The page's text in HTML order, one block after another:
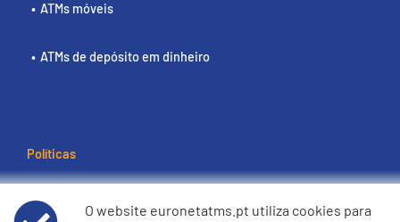
ATMs móveis
ATMs de depósito em dinheiro
Políticas
Termos e condições de utilização
O website euronetatms.pt utiliza cookies para